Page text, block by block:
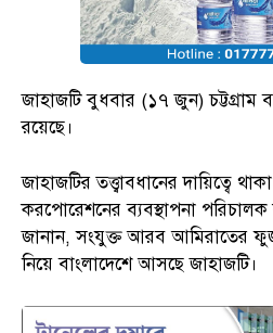
জাহাজটি বুধবার (১৭ জুন) চট্টগ্রাম
রয়েছে।
জাহাজটির তত্ত্বাবধানের দায়িত্বে
করপোরেশনের ব্যবস্থাপনা
জানান, সংযুক্ত আরব আমিরাতের
নিয়ে বাংলাদেশে আসছে জাহাজটি।